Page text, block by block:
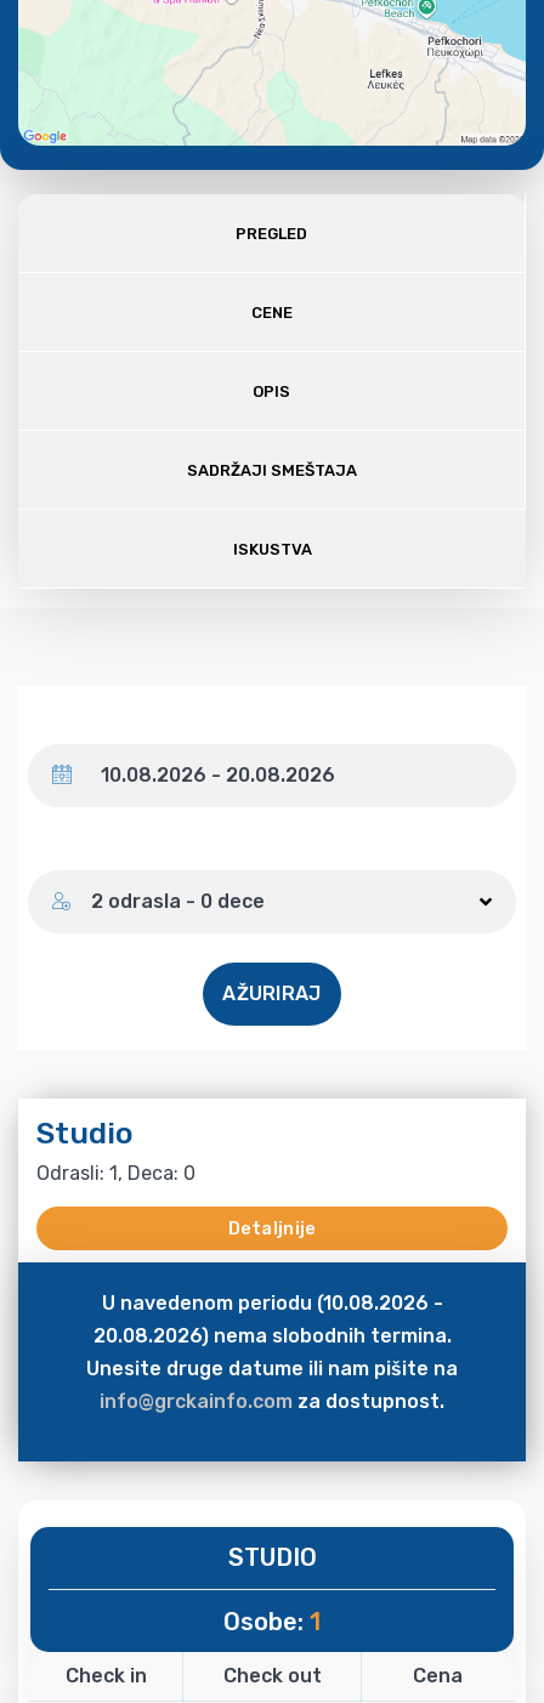
PREGLED
CENE
OPIS
SADRŽAJI SMEŠTAJA
ISKUSTVA
2 odrasla - 0 dece
AŽURIRAJ
Studio
Odrasli: 1, Deca: 0
Detaljnije
U navedenom periodu (10.08.2026 -
20.08.2026) nema slobodnih termina.
Unesite druge datume ili nam pišite na
info@grckainfo.com za dostupnost.
STUDIO
Osobe: 1
Check in Check out Cena